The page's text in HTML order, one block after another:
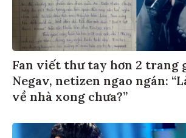
Fan viết thư tay hơn 2 trang
Negav, netizen ngao ngán:
về nhà xong chưa?”